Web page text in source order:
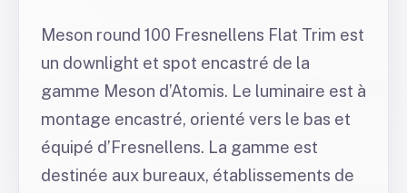
Meson round 100 Fresnellens Flat Trim est
un downlight et spot encastré de la
gamme Meson d’Atomis. Le luminaire est à
montage encastré, orienté vers le bas et
équipé d’Fresnellens. La gamme est
destinée aux bureaux, établissements de